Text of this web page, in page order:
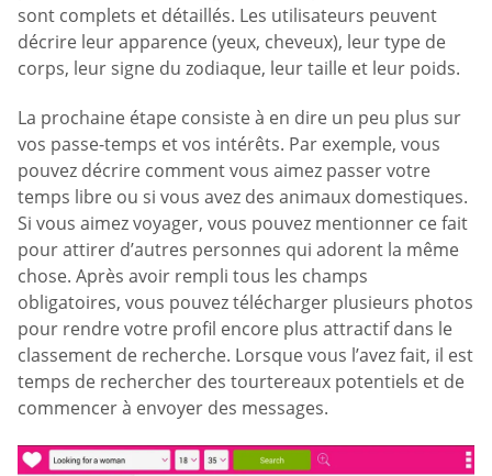
sont complets et détaillés. Les utilisateurs peuvent
décrire leur apparence (yeux, cheveux), leur type de
corps, leur signe du zodiaque, leur taille et leur poids.
La prochaine étape consiste à en dire un peu plus sur
vos passe-temps et vos intérêts. Par exemple, vous
pouvez décrire comment vous aimez passer votre
temps libre ou si vous avez des animaux domestiques.
Si vous aimez voyager, vous pouvez mentionner ce fait
pour attirer d’autres personnes qui adorent la même
chose. Après avoir rempli tous les champs
obligatoires, vous pouvez télécharger plusieurs photos
pour rendre votre profil encore plus attractif dans le
classement de recherche. Lorsque vous l’avez fait, il est
temps de rechercher des tourtereaux potentiels et de
commencer à envoyer des messages.